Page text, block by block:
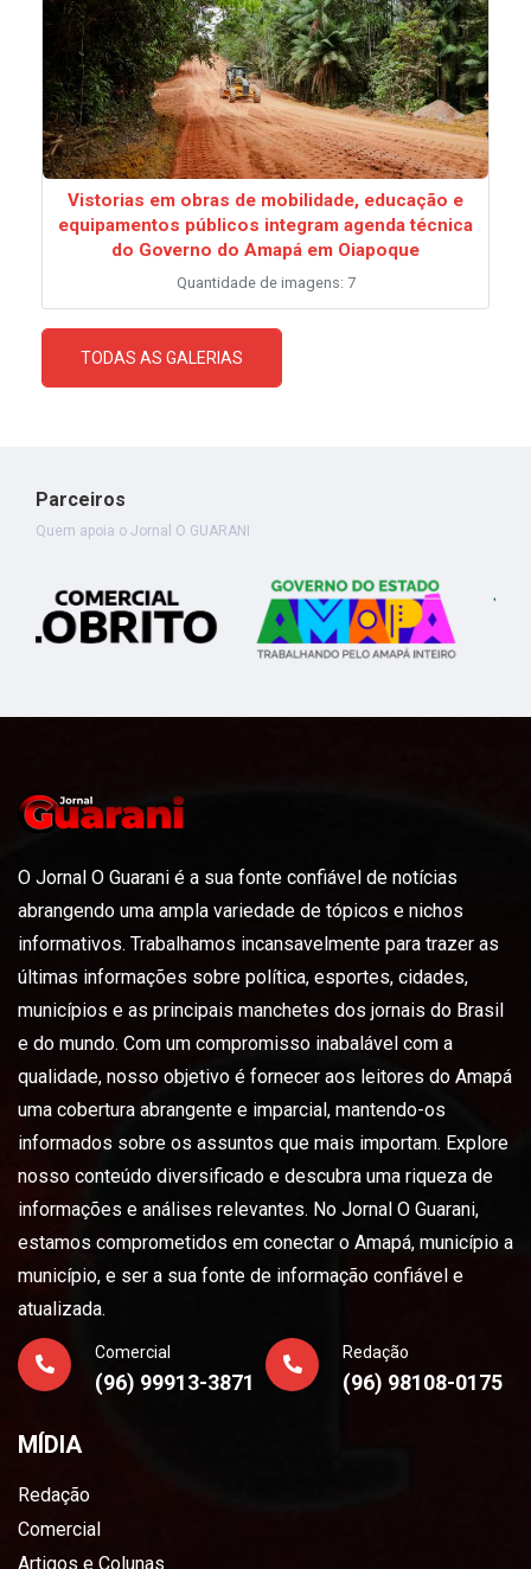
Vistorias em obras de mobilidade, educação e
equipamentos públicos integram agenda técnica
do Governo do Amapá em Oiapoque
Quantidade de imagens: 7
TODAS AS GALERIAS
Parceiros
Quem apoia o Jornal O GUARANI
O Jornal O Guarani é a sua fonte confiável de notícias
abrangendo uma ampla variedade de tópicos e nichos
informativos. Trabalhamos incansavelmente para trazer as
últimas informações sobre política, esportes, cidades,
municípios e as principais manchetes dos jornais do Brasil
e do mundo. Com um compromisso inabalável com a
qualidade, nosso objetivo é fornecer aos leitores do Amapá
uma cobertura abrangente e imparcial, mantendo-os
informados sobre os assuntos que mais importam. Explore
nosso conteúdo diversificado e descubra uma riqueza de
informações e análises relevantes. No Jornal O Guarani,
estamos comprometidos em conectar o Amapá, município a
município, e ser a sua fonte de informação confiável e
atualizada.
Comercial
(96) 99913-3871
Redação
(96) 98108-0175
MÍDIA
Redação
Comercial
Artigos e Colunas